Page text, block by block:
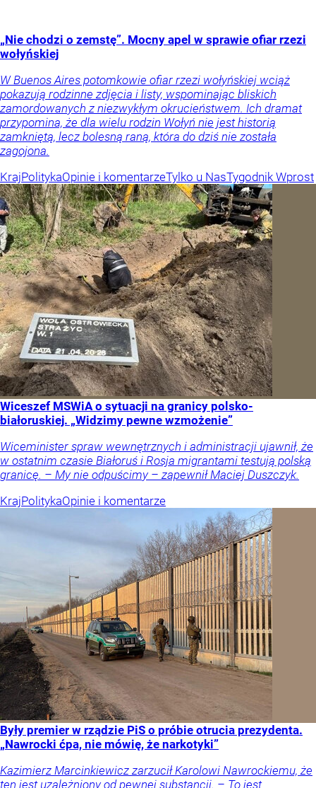
„Nie chodzi o zemstę”. Mocny apel w sprawie ofiar rzezi
wołyńskiej
W Buenos Aires potomkowie ofiar rzezi wołyńskiej wciąż
pokazują rodzinne zdjęcia i listy, wspominając bliskich
zamordowanych z niezwykłym okrucieństwem. Ich dramat
przypomina, że dla wielu rodzin Wołyń nie jest historią
zamkniętą, lecz bolesną raną, która do dziś nie została
zagojona.
KrajPolitykaOpinie i komentarzeTylko u NasTygodnik Wprost
Wiceszef MSWiA o sytuacji na granicy polsko-
białoruskiej. „Widzimy pewne wzmożenie”
Wiceminister spraw wewnętrznych i administracji ujawnił, że
w ostatnim czasie Białoruś i Rosja migrantami testują polską
granicę. – My nie odpuścimy – zapewnił Maciej Duszczyk.
KrajPolitykaOpinie i komentarze
Były premier w rządzie PiS o próbie otrucia prezydenta.
„Nawrocki ćpa, nie mówię, że narkotyki”
Kazimierz Marcinkiewicz zarzucił Karolowi Nawrockiemu, że
ten jest uzależniony od pewnej substancji. – To jest